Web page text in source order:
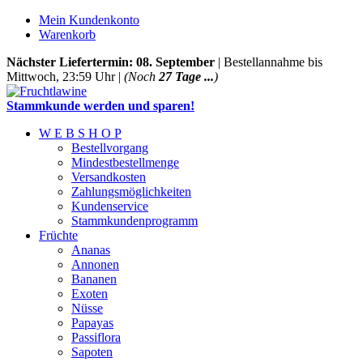
Mein Kundenkonto
Warenkorb
Nächster Liefertermin: 08. September | Bestellannahme bis
Mittwoch, 23:59 Uhr | (Noch 27 Tage ...)
Stammkunde werden und sparen!
W E B S H O P
Bestellvorgang
Mindestbestellmenge
Versandkosten
Zahlungsmöglichkeiten
Kundenservice
Stammkundenprogramm
Früchte
Ananas
Annonen
Bananen
Exoten
Nüsse
Papayas
Passiflora
Sapoten